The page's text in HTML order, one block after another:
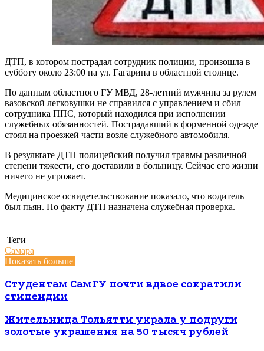
ДТП, в котором пострадал сотрудник полиции, произошла в
субботу около 23:00 на ул. Гагарина в областной столице.
По данным областного ГУ МВД, 28-летний мужчина за рулем
вазовской легковушки не справился с управлением и сбил
сотрудника ППС, который находился при исполнении
служебных обязанностей. Пострадавший в форменной одежде
стоял на проезжей части возле служебного автомобиля.
В результате ДТП полицейский получил травмы различной
степени тяжести, его доставили в больницу. Сейчас его жизни
ничего не угрожает.
Медицинское освидетельствование показало, что водитель
был пьян. По факту ДТП назначена служебная проверка.
Теги
Самара
Показать больше
Студентам СамГУ почти вдвое сократили
стипендии
Жительница Тольятти украла у подруги
золотые украшения на 50 тысяч рублей